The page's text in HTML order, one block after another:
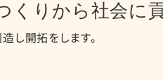
くりから 社会に
し開拓をします。